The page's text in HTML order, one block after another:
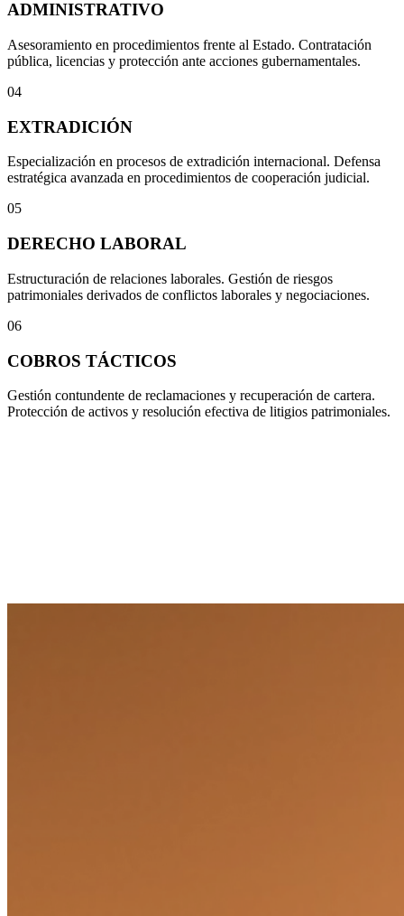
ADMINISTRATIVO
Asesoramiento en procedimientos frente al Estado. Contratación
pública, licencias y protección ante acciones gubernamentales.
04
EXTRADICIÓN
Especialización en procesos de extradición internacional. Defensa
estratégica avanzada en procedimientos de cooperación judicial.
05
DERECHO LABORAL
Estructuración de relaciones laborales. Gestión de riesgos
patrimoniales derivados de conflictos laborales y negociaciones.
06
COBROS TÁCTICOS
Gestión contundente de reclamaciones y recuperación de cartera.
Protección de activos y resolución efectiva de litigios patrimoniales.